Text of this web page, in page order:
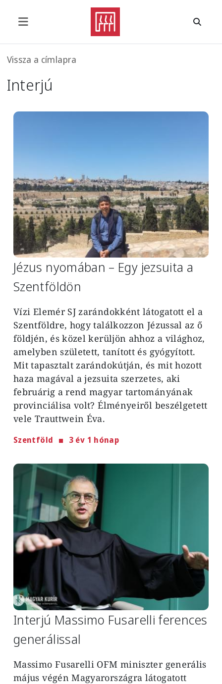
Morzsa
Vissza a címlapra
Interjú
Image
Jézus nyomában – Egy jezsuita a
Szentföldön
Vízi Elemér SJ zarándokként látogatott el a
Szentföldre, hogy találkozzon Jézussal az ő
földjén, és közel kerüljön ahhoz a világhoz,
amelyben született, tanított és gyógyított.
Mit tapasztalt zarándokútján, és mit hozott
haza magával a jezsuita szerzetes, aki
februárig a rend magyar tartományának
provinciálisa volt? Élményeiről beszélgetett
vele Trauttwein Éva.
Szentföld 3 év 1 hónap
Image
Interjú Massimo Fusarelli ferences
generálissal
Massimo Fusarelli OFM miniszter generális
május végén Magyarországra látogatott